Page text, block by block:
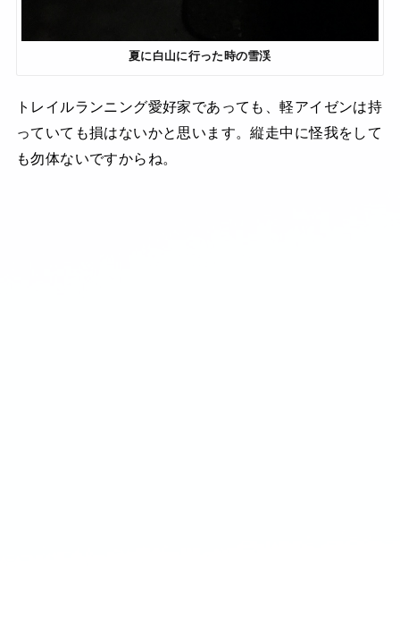
夏に白山に行った時の雪渓
トレイルランニング愛好家であっても、軽アイゼンは持
っていても損はないかと思います。縦走中に怪我をして
も勿体ないですからね。